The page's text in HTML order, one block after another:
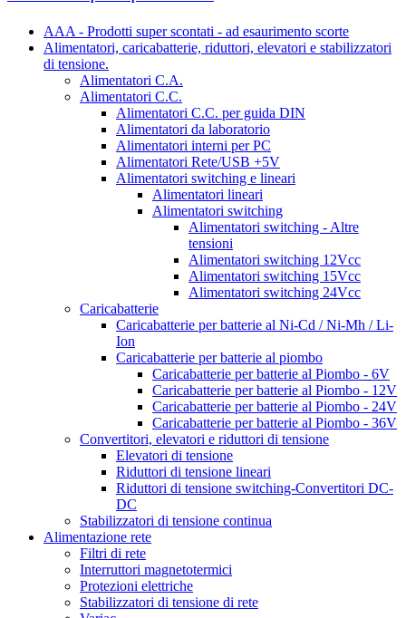
AAA - Prodotti super scontati - ad esaurimento scorte
Alimentatori, caricabatterie, riduttori, elevatori e stabilizzatori
di tensione.
Alimentatori C.A.
Alimentatori C.C.
Alimentatori C.C. per guida DIN
Alimentatori da laboratorio
Alimentatori interni per PC
Alimentatori Rete/USB +5V
Alimentatori switching e lineari
Alimentatori lineari
Alimentatori switching
Alimentatori switching - Altre
tensioni
Alimentatori switching 12Vcc
Alimentatori switching 15Vcc
Alimentatori switching 24Vcc
Caricabatterie
Caricabatterie per batterie al Ni-Cd / Ni-Mh / Li-
Ion
Caricabatterie per batterie al piombo
Caricabatterie per batterie al Piombo - 6V
Caricabatterie per batterie al Piombo - 12V
Caricabatterie per batterie al Piombo - 24V
Caricabatterie per batterie al Piombo - 36V
Convertitori, elevatori e riduttori di tensione
Elevatori di tensione
Riduttori di tensione lineari
Riduttori di tensione switching-Convertitori DC-
DC
Stabilizzatori di tensione continua
Alimentazione rete
Filtri di rete
Interruttori magnetotermici
Protezioni elettriche
Stabilizzatori di tensione di rete